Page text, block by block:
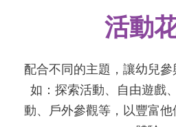
活動
配合不同的主題，讓幼兒參
如：探索活動、自由遊戲
動、戶外參觀等，以豐富